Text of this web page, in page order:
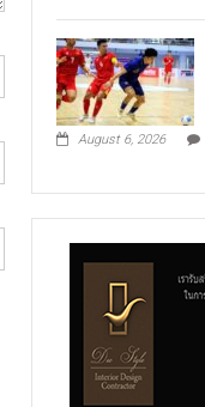
August 6, 2026